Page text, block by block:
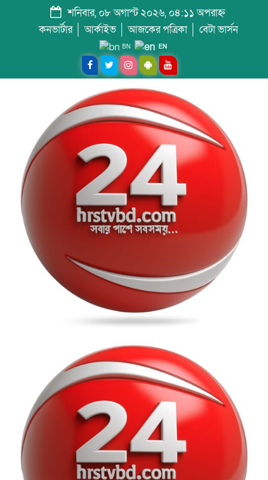
শনিবার, ০৮ অগাস্ট ২০২৬, ০৪:১১ অপরাহ্ন
কনভার্টার
আর্কাইভ আজকের পত্রিকা বেটা ভার্সন
BN EN